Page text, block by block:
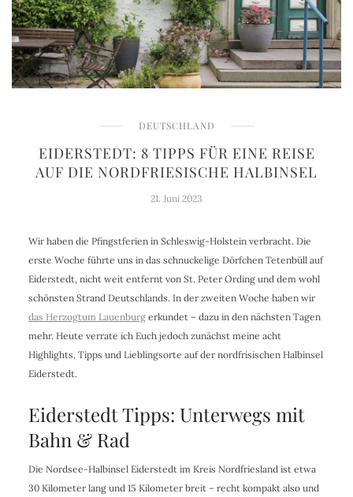
DEUTSCHLAND
EIDERSTEDT: 8 TIPPS FÜR EINE REISE
AUF DIE NORDFRIESISCHE HALBINSEL
21. Juni 2023
Wir haben die Pfingstferien in Schleswig-Holstein verbracht. Die
erste Woche führte uns in das schnuckelige Dörfchen Tetenbüll auf
Eiderstedt, nicht weit entfernt von St. Peter Ording und dem wohl
schönsten Strand Deutschlands. In der zweiten Woche haben wir
das Herzogtum Lauenburgerkundet – dazu in den nächsten Tagen
mehr. Heute verrate ich Euch jedoch zunächst meine acht
Highlights, Tipps und Lieblingsorte auf der nordfrisischen Halbinsel
Eiderstedt.
Eiderstedt Tipps: Unterwegs mit
Bahn & Rad
Die Nordsee-Halbinsel Eiderstedt im Kreis Nordfriesland ist etwa
30 Kilometer lang und 15 Kilometer breit – recht kompakt also und